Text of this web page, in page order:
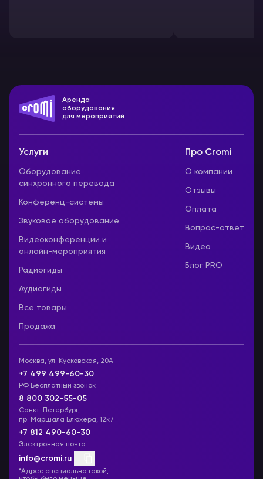
Аренда
оборудования
для мероприятий
Услуги
Оборудование
синхронного перевода
Конференц-системы
Звуковое оборудование
Видеоконференции и
онлайн-мероприятия
Радиогиды
Аудиогиды
Все товары
Продажа
Про Cromi
О компании
Отзывы
Оплата
Вопрос-ответ
Видео
Блог PRO
Москва, ул. Кусковская, 20А
+7 499 499-60-30
РФ Бесплатный звонок
8 800 302-55-05
Санкт-Петербург,
пр. Маршала Блюхера, 12к7
+7 812 490-60-30
Электронная почта
info@cromi.ru
*Адрес специально такой,